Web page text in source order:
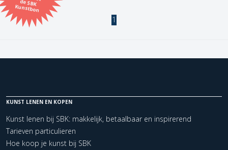
Kunstbon
Kunstenaar 1
KUNST LENEN EN KOPEN
Kunst lenen bij SBK: makkelijk, betaalbaar en inspirerend
Tarieven particulieren
Hoe koop je kunst bij SBK